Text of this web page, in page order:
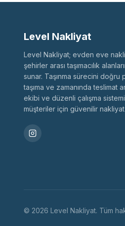
Level Nakliyat
Level Nakliyat; evden eve
şehirler arası taşımacılık
sunar. Taşınma sürecini doğru
taşıma ve zamanında teslimat
ekibi ve düzenli çalışma
müşteriler için güvenilir
© 2026 Level Nakliyat. Tüm